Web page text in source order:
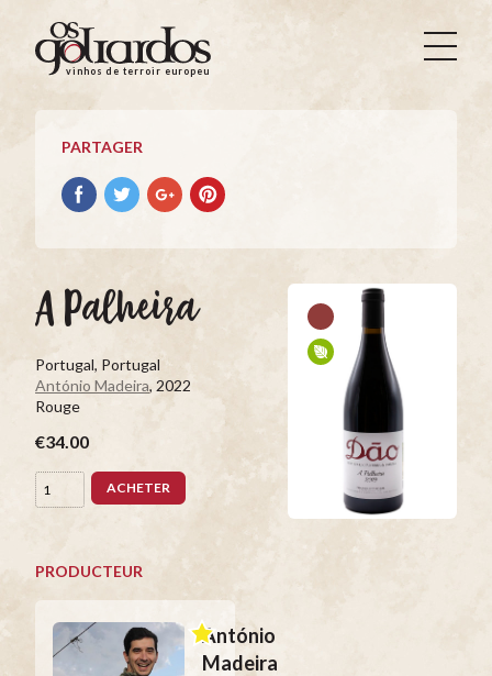
Os
Goliardos
Vinhos
Terroir
Europeus
vinhos de terroir europeus
PARTAGER
Partager
avec
Partager
avec
Partager
avec
Partager
avec
A Palheira
Portugal, Portugal
António Madeira, 2022
Rouge
€34.00
ACHETER
PRODUCTEUR
António
Madeira